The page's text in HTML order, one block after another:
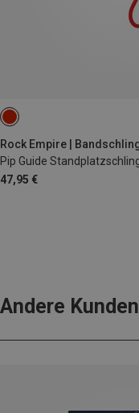
Rock Empire |
Pip Guide
47,95 €
ONE SIZE
Andere